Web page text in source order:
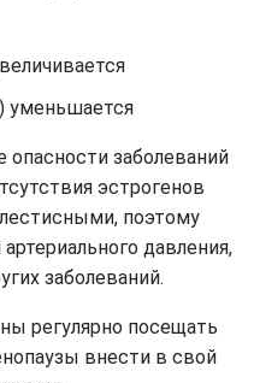
уменьшается
заболеваний
эстрогенов
поэтому
давления,
заболеваний.
регулярно посещать
внести в свой